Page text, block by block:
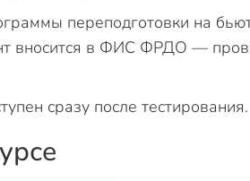
переподготовки на
вносится в ФИС ФРДО —
сразу после